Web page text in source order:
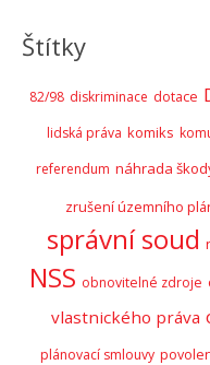
Štítky
82/98 diskriminace dotace
lidská práva komiks
referendum náhrada
zrušení územního
správní soud
NSS obnovitelné zdroje
vlastnického práva
plánovací smlouvy